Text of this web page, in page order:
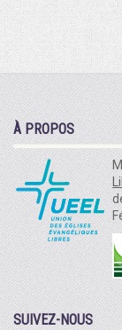
À PROPOS
SUIVEZ-NOUS